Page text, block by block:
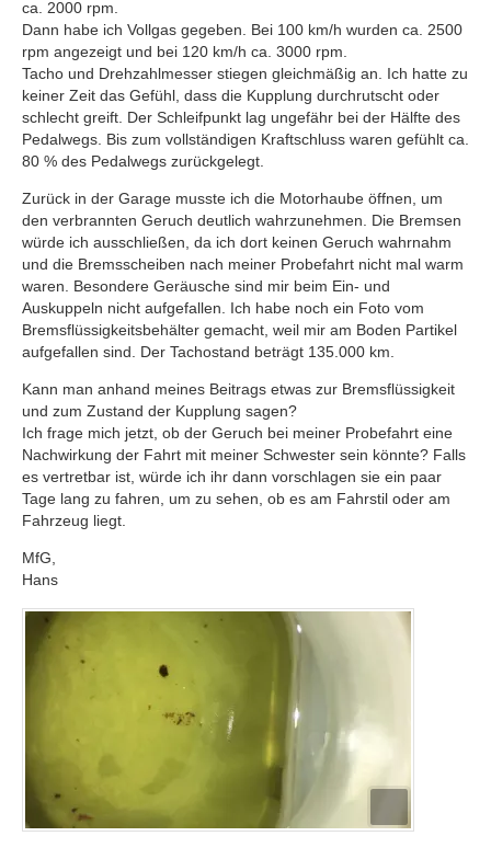
ca. 2000 rpm.
Dann habe ich Vollgas gegeben. Bei 100 km/h wurden ca. 2500
rpm angezeigt und bei 120 km/h ca. 3000 rpm.
Tacho und Drehzahlmesser stiegen gleichmäßig an. Ich hatte zu
keiner Zeit das Gefühl, dass die Kupplung durchrutscht oder
schlecht greift. Der Schleifpunkt lag ungefähr bei der Hälfte des
Pedalwegs. Bis zum vollständigen Kraftschluss waren gefühlt ca.
80 % des Pedalwegs zurückgelegt.
Zurück in der Garage musste ich die Motorhaube öffnen, um
den verbrannten Geruch deutlich wahrzunehmen. Die Bremsen
würde ich ausschließen, da ich dort keinen Geruch wahrnahm
und die Bremsscheiben nach meiner Probefahrt nicht mal warm
waren. Besondere Geräusche sind mir beim Ein- und
Auskuppeln nicht aufgefallen. Ich habe noch ein Foto vom
Bremsflüssigkeitsbehälter gemacht, weil mir am Boden Partikel
aufgefallen sind. Der Tachostand beträgt 135.000 km.
Kann man anhand meines Beitrags etwas zur Bremsflüssigkeit
und zum Zustand der Kupplung sagen?
Ich frage mich jetzt, ob der Geruch bei meiner Probefahrt eine
Nachwirkung der Fahrt mit meiner Schwester sein könnte? Falls
es vertretbar ist, würde ich ihr dann vorschlagen sie ein paar
Tage lang zu fahren, um zu sehen, ob es am Fahrstil oder am
Fahrzeug liegt.
MfG,
Hans